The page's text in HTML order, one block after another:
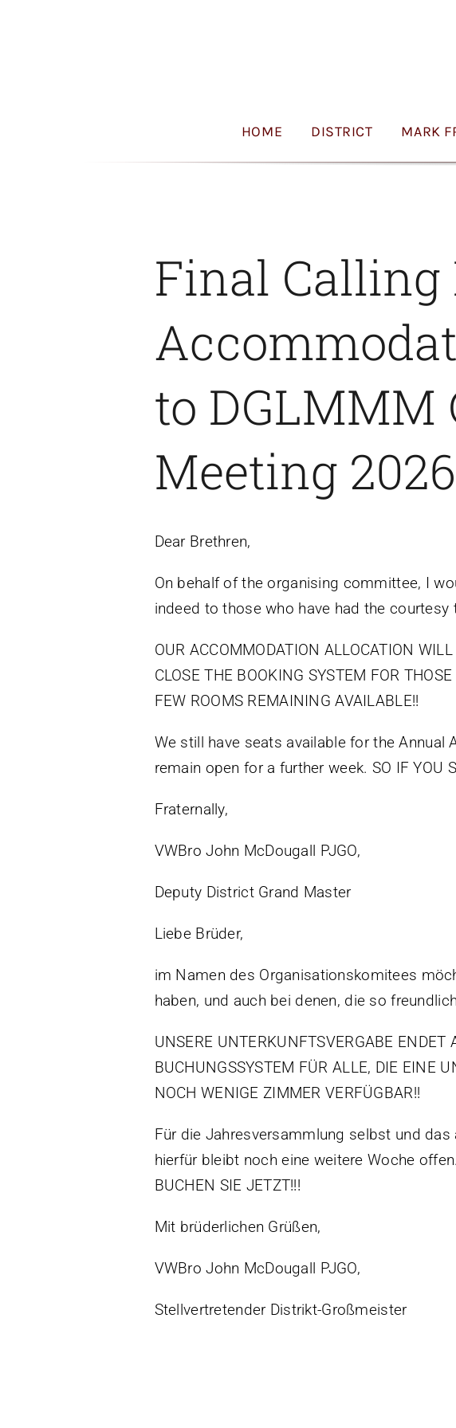
HOME DISTRICT MARK
Final Calling
to
Meeting 2026
Dear Brethren,
On behalf of the organising committee, I
indeed to those who have had the
OUR ACCOMMODATION ALLOCATION
CLOSE THE BOOKING SYSTEM FOR
FEW ROOMS REMAINING AVAILABLE!!
We still have seats available for the
remain open for a further week. SO IF YOU
Fraternally,
VWBro John McDougall PJGO,
Deputy District Grand Master
Liebe Brüder,
im Namen des Organisationskomitees
haben, und auch bei denen, die so
UNSERE UNTERKUNFTSVERGABE
BUCHUNGSSYSTEM FÜR ALLE, DIE EINE
NOCH WENIGE ZIMMER VERFÜGBAR!!
Für die Jahresversammlung selbst und
hierfür bleibt noch eine weitere Woche
BUCHEN SIE JETZT!!!
Mit brüderlichen Grüßen,
VWBro John McDougall PJGO,
Stellvertretender Distrikt-Großmeister